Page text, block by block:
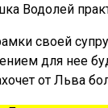
Водолей
своей
для нее
от Льва